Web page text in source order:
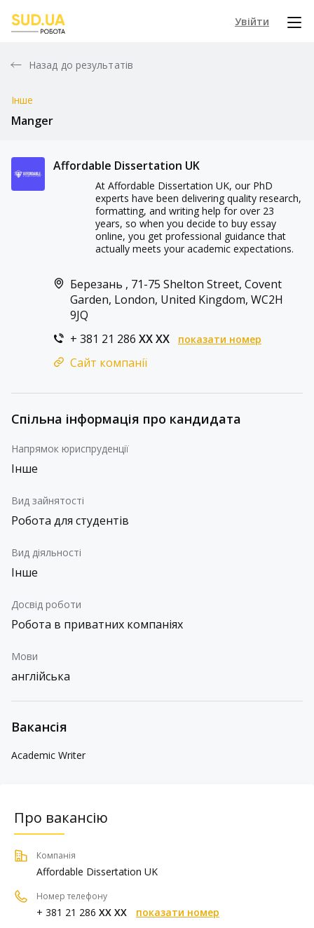
Увійти
Назад до результатів
Інше
Manger
Affordable Dissertation UK
At Affordable Dissertation UK, our PhD
experts have been delivering quality research,
formatting, and writing help for over 23
years, so when you decide to buy essay
online, you get professional guidance that
actually meets your academic expectations.
Березань , 71-75 Shelton Street, Covent
Garden, London, United Kingdom, WC2H
9JQ
+ 381 21 286 XX XX показати номер
Сайт компанії
Спільна інформація про кандидата
Напрямок юриспруденції
Інше
Вид зайнятості
Робота для студентів
Вид діяльності
Інше
Досвід роботи
Робота в приватних компаніях
Мови
англійська
Вакансія
Academic Writer
Про вакансію
Компанія
Affordable Dissertation UK
Номер телефону
+ 381 21 286 XX XX показати номер